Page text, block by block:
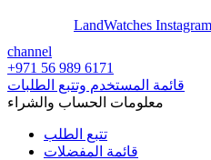
LandWatches
channel
+971 56 989 6171
قائمة المستخدم وتتبع الطلبات
معلومات الحساب والشراء
تتبع الطلب
قائمة المفضلات